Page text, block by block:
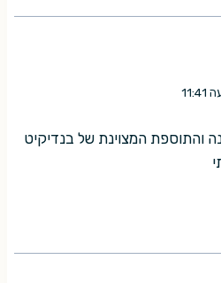
והתוספת המצוינת של בנדיקיט